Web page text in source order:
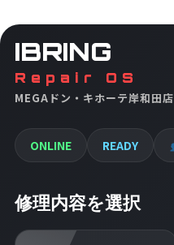
IBRING
Repair OS
MEGAドン・キホーテ岸和田店
ONLINE READY
修理内容を選択